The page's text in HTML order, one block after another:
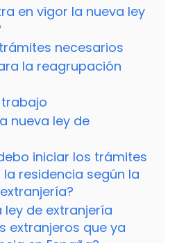
en vigor la nueva ley
necesarios
la reagrupación
nueva ley de
iniciar los trámites
residencia según la
ley de extranjería
extranjeros que ya